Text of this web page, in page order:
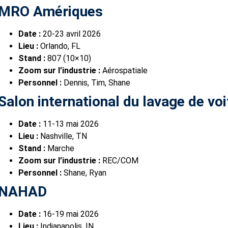
Amériques
Date : 20-23 avril 2026
Lieu : Orlando, FL
Stand : 807 (10×10)
Zoom sur l’industrie : Aérospatiale
Personnel : Dennis, Tim, Shane
international du lavage de
Date : 11-13 mai 2026
Lieu : Nashville, TN
Stand : Marche
Zoom sur l’industrie : REC/COM
Personnel : Shane, Ryan
Date : 16-19 mai 2026
Lieu : Indianapolis, IN